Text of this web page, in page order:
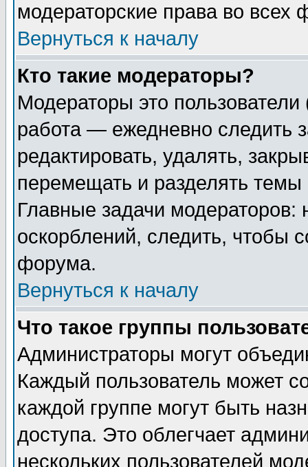
модераторские права во всех
Вернуться к началу
Кто такие модераторы?
Модераторы это
работа — ежедневно следить
редактировать, удалять,
перемещать и разделять
Главные задачи
оскорблений, следить, чтобы
форума.
Вернуться к началу
Что такое группы
Администраторы могут
Каждый пользователь может
каждой группе могут быть
доступа. Это облегчает
нескольких пользователей